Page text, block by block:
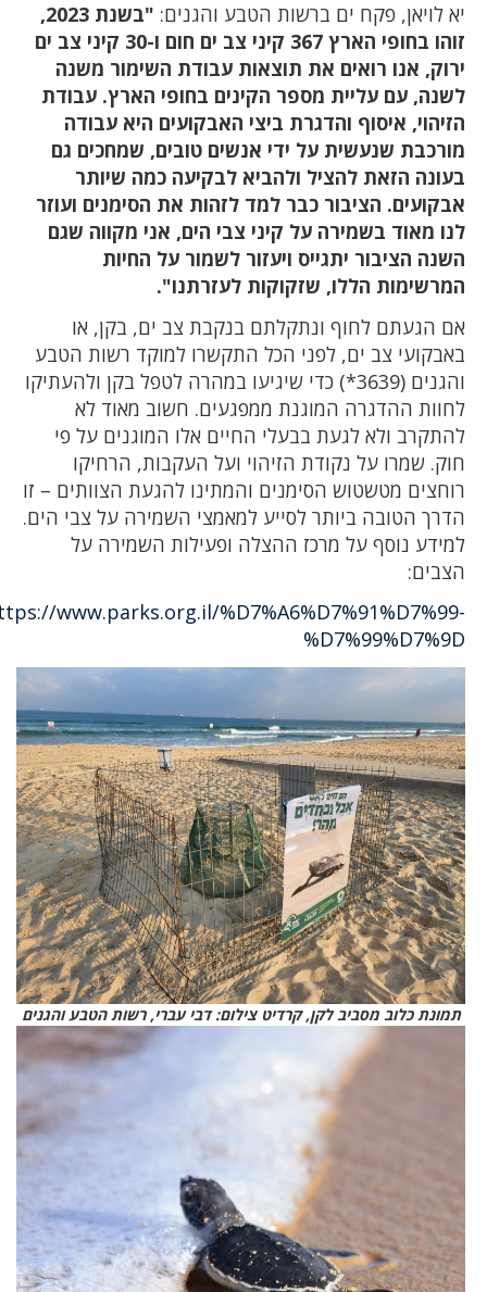
יא לויאן, פקח ים ברשות הטבע והגנים:
"בשנת 2023,
זוהו בחופי הארץ 367 קיני צב ים חום ו-30 קיני צב ים
ירוק, אנו רואים את תוצאות עבודת השימור משנה
לשנה, עם עליית מספר הקינים בחופי הארץ. עבודת
הזיהוי, איסוף והדגרת ביצי האבקועים היא עבודה
מורכבת שנעשית על ידי אנשים טובים, שמחכים גם
בעונה הזאת להציל ולהביא לבקיעה כמה שיותר
אבקועים. הציבור כבר למד לזהות את הסימנים ועוזר
לנו מאוד בשמירה על קיני צבי הים, אני מקווה שגם
השנה הציבור יתגייס ויעזור לשמור על החיות
המרשימות הללו, שזקוקות לעזרתנו".
אם הגעתם לחוף ונתקלתם בנקבת צב ים, בקן, או
באבקועי צב ים, לפני הכל התקשרו למוקד רשות הטבע
והגנים (3639*) כדי שיגיעו במהרה לטפל בקן ולהעתיקו
לחוות ההדגרה המוגנת ממפגעים. חשוב מאוד לא
להתקרב ולא לגעת בבעלי החיים אלו המוגנים על פי
חוק. שמרו על נקודת הזיהוי ועל העקבות, הרחיקו
רוחצים מטשטוש הסימנים והמתינו להגעת הצוותים – זו
הדרך הטובה ביותר לסייע למאמצי השמירה על צבי הים.
למידע נוסף על מרכז ההצלה ופעילות השמירה על
הצבים:
https://www.parks.org.il/%D7%A6%D7%91%D7%99-
%D7%99%D7%9D
תמונת כלוב מסביב לקן, קרדיט צילום: דבי עברי, רשות הטבע והגנים